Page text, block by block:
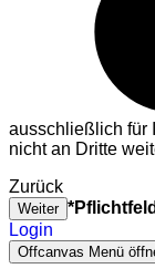
ausschließlich für
nicht an Dritte
Zurück
Weiter
Login
Offcanvas Menü